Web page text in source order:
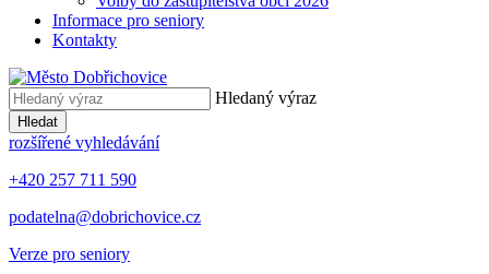
Informace pro seniory
Kontakty
Hledaný výraz
Hledat
rozšířené vyhledávání
+420 257 711 590
podatelna@dobrichovice.cz
Verze pro seniory